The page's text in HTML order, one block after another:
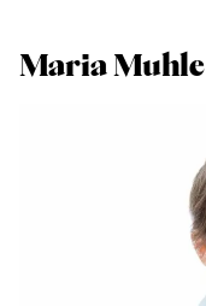
Maria Muhle